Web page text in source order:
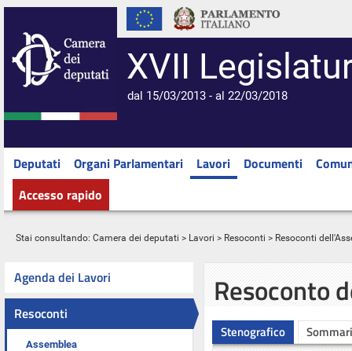
XVII
dal 15/03/2013 - al 22/03/2018
Deputati Organi Parlamentari Lavori Documenti
Accesso rapido
Stai consultando: Camera dei deputati > Lavori > Resoconti > Resoconti
Agenda dei Lavori
Resoconti
Assemblea
Resoconto
Stenografico